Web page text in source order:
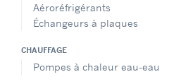
Aéroréfrigérants
Échangeurs à plaques
CHAUFFAGE
Pompes à chaleur eau-eau